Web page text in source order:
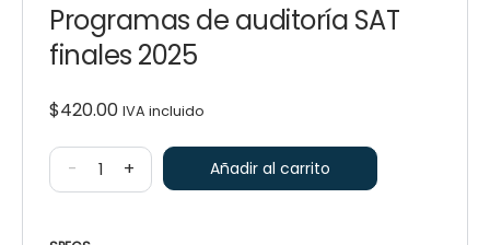
Programas de auditoría SAT
finales 2025
$420.00 IVA incluido
- + Añadir al carrito